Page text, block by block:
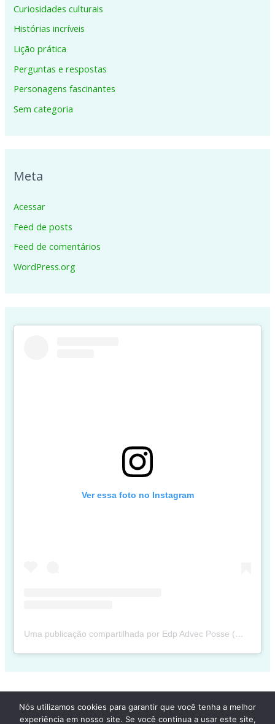
Curiosidades culturais
Histórias incríveis
Lição prática
Perguntas e respostas
Personagens fascinantes
Sem categoria
Meta
Acessar
Feed de posts
Feed de comentários
WordPress.org
Ver essa foto no Instagram
Uma publicação compartilhada por Edp Advec Posse (@edpadvecposse)
Copyright © 2026 Vladimir Araujo | Todos os Direitos Reservados
Nós utilizamos cookies para garantir que você tenha a melhor
experiência em nosso site. Se você continua a usar este site,